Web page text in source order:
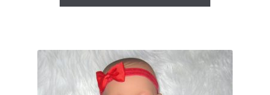
€ 79,95. € 75,00.